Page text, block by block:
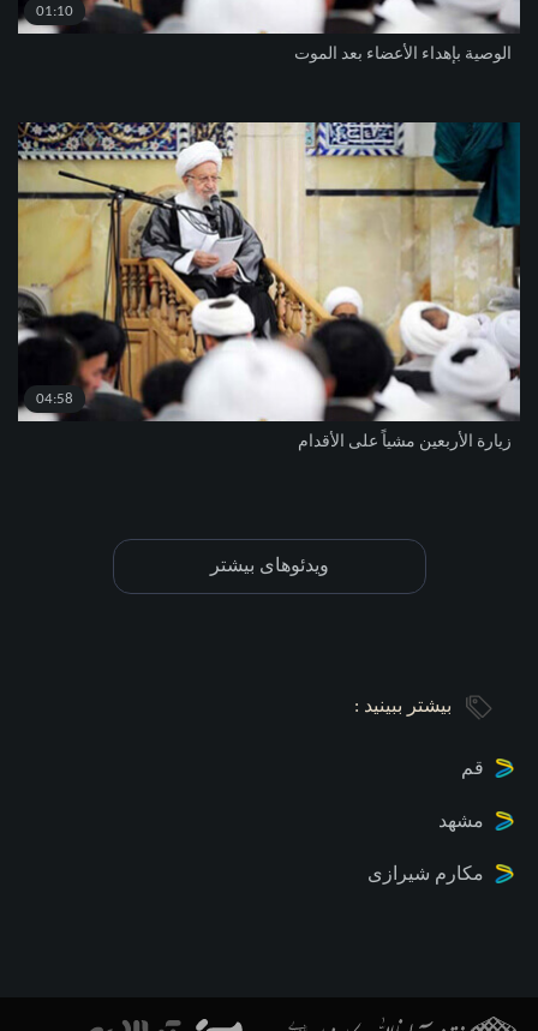
01:10
الوصية بإهداء الأعضاء بعد الموت
04:58
زيارة الأربعين مشياً على الأقدام
ویدئوهای بیشتر
بیشتر ببینید :
قم
مشهد
مکارم شیرازی